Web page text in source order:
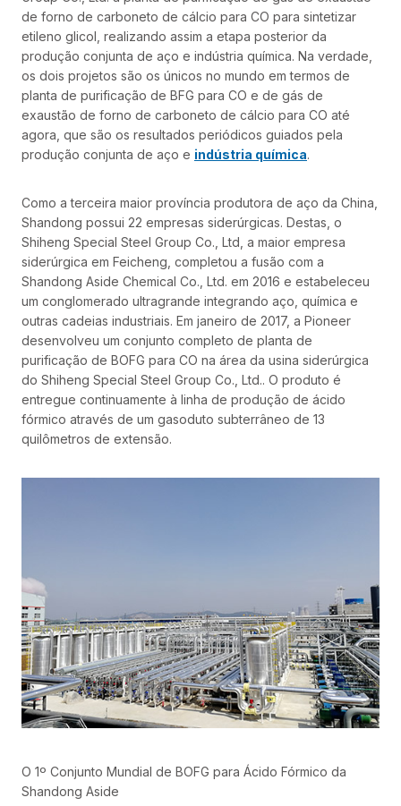
de forno de carboneto de cálcio para CO para sintetizar
etileno glicol, realizando assim a etapa posterior da
produção conjunta de aço e indústria química. Na verdade,
os dois projetos são os únicos no mundo em termos de
planta de purificação de BFG para CO e de gás de
exaustão de forno de carboneto de cálcio para CO até
agora, que são os resultados periódicos guiados pela
produção conjunta de aço e indústria química.
Como a terceira maior província produtora de aço da China,
Shandong possui 22 empresas siderúrgicas. Destas, o
Shiheng Special Steel Group Co., Ltd, a maior empresa
siderúrgica em Feicheng, completou a fusão com a
Shandong Aside Chemical Co., Ltd. em 2016 e estabeleceu
um conglomerado ultragrande integrando aço, química e
outras cadeias industriais. Em janeiro de 2017, a Pioneer
desenvolveu um conjunto completo de planta de
purificação de BOFG para CO na área da usina siderúrgica
do Shiheng Special Steel Group Co., Ltd.. O produto é
entregue continuamente à linha de produção de ácido
fórmico através de um gasoduto subterrâneo de 13
quilômetros de extensão.
O 1º Conjunto Mundial de BOFG para Ácido Fórmico da
Shandong Aside